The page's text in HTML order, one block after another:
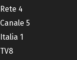
Rete 4
Canale 5
Italia 1
TV8